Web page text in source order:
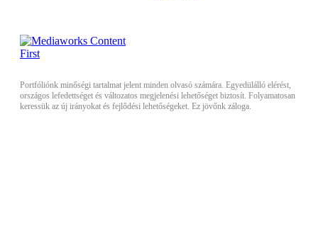
Portfóliónk minőségi tartalmat jelent minden olvasó számára. Egyedülálló elérést,
országos lefedettséget és változatos megjelenési lehetőséget biztosít. Folyamatosan
keressük az új irányokat és fejlődési lehetőségeket. Ez jövőnk záloga.